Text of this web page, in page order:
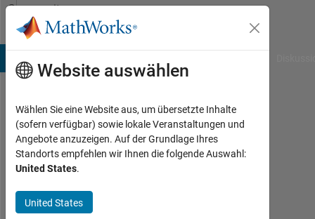
Weiter zum Inhalt
Community
Profile
Suresh
Kumar
Kongathi
Last
seen:
Website auswählen
Wählen Sie eine Website aus, um übersetzte Inhalte
(sofern verfügbar) sowie lokale Veranstaltungen und
Angebote anzuzeigen. Auf der Grundlage Ihres
Standorts empfehlen wir Ihnen die folgende Auswahl:
United States.
United States